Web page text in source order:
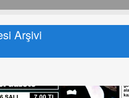
Arşivi